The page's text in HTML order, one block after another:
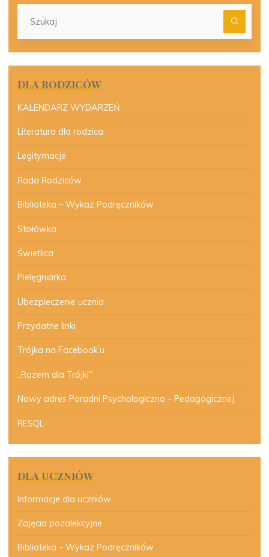
DLA RODZICÓW
KALENDARZ WYDARZEŃ
Literatura dla rodzica
Legitymacje
Rada Rodziców
Biblioteka – Wykaz Podręczników
Stołówka
Świetlica
Pielęgniarka
Ubezpieczenie ucznia
Przydatne linki
Trójka na Facebook’u
„Razem dla Trójki”
Nowy adres Poradni Psychologiczno – Pedagogicznej
RESQL
DLA UCZNIÓW
Informacje dla uczniów
Zajęcia pozalekcyjne
Biblioteka – Wykaz Podręczników